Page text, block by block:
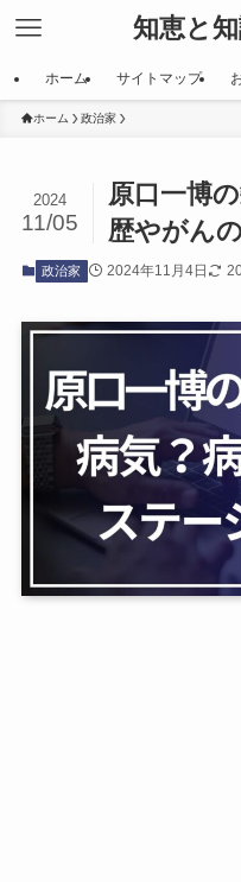
知恵と
ホーム サイトマップ
ホーム 政治家
原口一博
歴やがん
2024
11/05
政治家 2024年11月4日